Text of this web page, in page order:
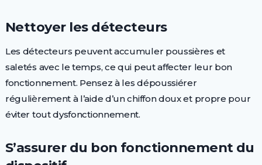
Nettoyer les détecteurs
Les détecteurs peuvent accumuler poussières et
saletés avec le temps, ce qui peut affecter leur bon
fonctionnement. Pensez à les dépoussiérer
régulièrement à l’aide d’un chiffon doux et propre pour
éviter tout dysfonctionnement.
S’assurer du bon fonctionnement du